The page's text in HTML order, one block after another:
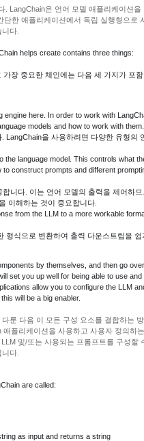
. LangChain은 언어 모델 애플리케이션을
한 애플리케이션에서 독립 실행형으로
다.
helps create contains three things:
장 중요한 체인에는 다음 세 가지가 포
here. In order to work with
models and how to work with them.
LangChain을 사용하려면 다양한 유형의
the language model. This controls what
construct prompts and different
니다. 이는 언어 모델의 출력을 제어하므
이해하는 것이 중요합니다.
from the LLM to a more workable
형식으로 변환하여 출력 다운스트림을 쉽
by themselves, and then go
set you up well for being able to use and
allow you to configure the LLM
will be a big enabler.
룬 다음 이 모든 구성 요소를 결합하는
플리케이션을 사용하고 사용자 정의하
및/또는 사용되는 프롬프트를 구성할
다.
are called:
as input and returns a string